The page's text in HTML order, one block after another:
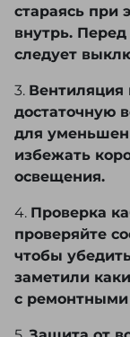
стараясь при
внутрь. Перед
следует
3. Вентиляция
достаточную
для
избежать
освещения.
4. Проверка
проверяйте
чтобы
заметили
с